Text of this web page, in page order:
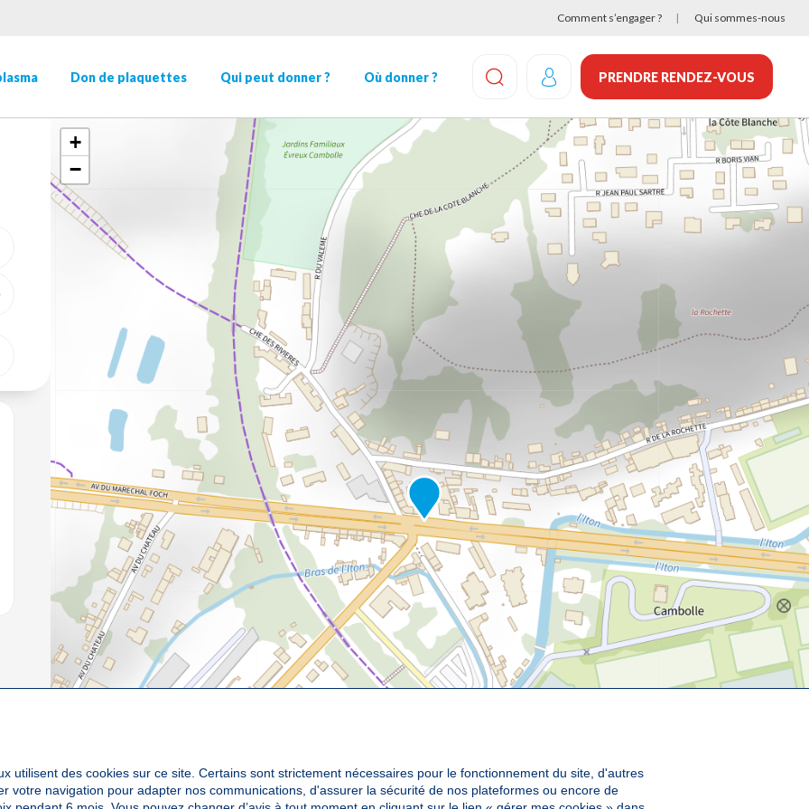
Comment s’engager ? Qui sommes-nous
Don de plaquettes Qui peut donner ? Où donner ?
EFFECTUEZ UNE RECHERCHE
PRENDRE RENDEZ-VOUS
GÉOLOCALISER
+
−
utilisent des cookies sur ce site. Certains sont strictement nécessaires pour le fonctionnement du site, d'autres
votre navigation pour adapter nos communications, d'assurer la sécurité de nos plateformes ou encore de